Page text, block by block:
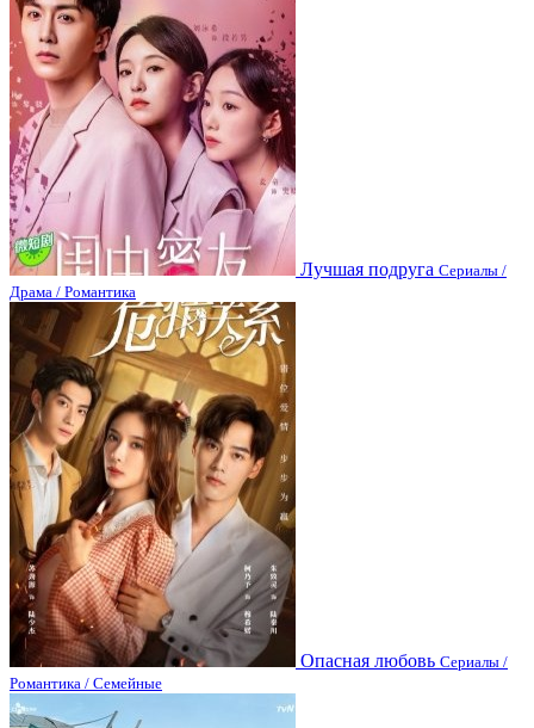
Лучшая подруга Сериалы /
Драма / Романтика
Опасная любовь Сериалы /
Романтика / Семейные